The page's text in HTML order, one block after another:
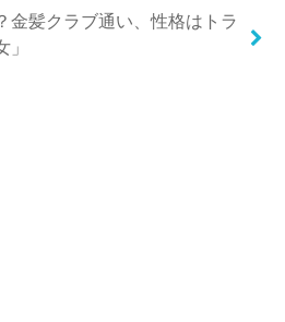
金髪クラブ通い、性格はトラ